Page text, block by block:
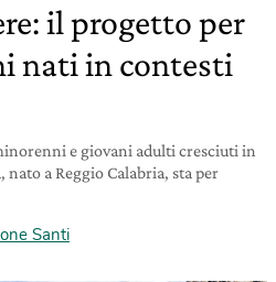
il progetto per
nati in contesti
e giovani adulti cresciuti in
a Reggio Calabria, sta per
Santi